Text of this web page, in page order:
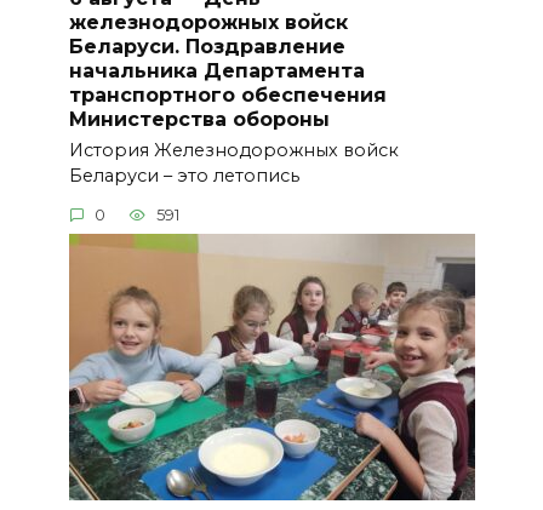
железнодорожных войск
Беларуси. Поздравление
начальника Департамента
транспортного обеспечения
Министерства обороны
История Железнодорожных войск
Беларуси – это летопись
0 591